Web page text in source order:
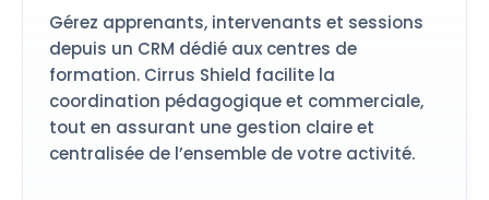
Gérez apprenants, intervenants et sessions
depuis un CRM dédié aux centres de
formation. Cirrus Shield facilite la
coordination pédagogique et commerciale,
tout en assurant une gestion claire et
centralisée de l’ensemble de votre activité.